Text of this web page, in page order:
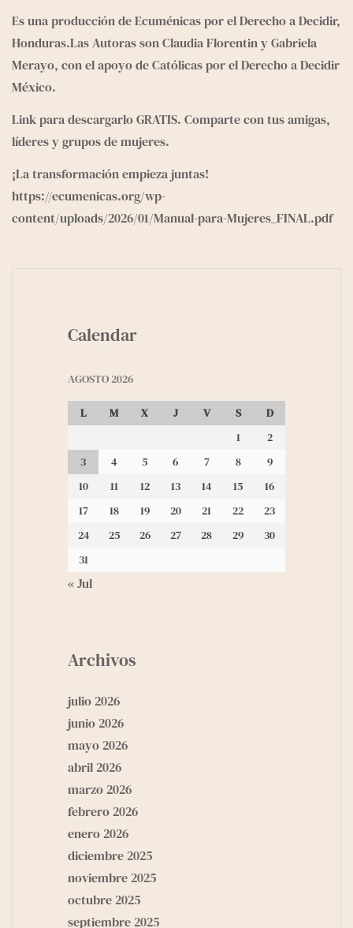
Es una producción deEcuménicas por el Derecho a Decidir,
Honduras.Las Autoras son Claudia Florentin y Gabriela
Merayo, con el apoyo de Católicas por el Derecho a Decidir
México.
Link para descargarlo GRATIS. Comparte con tus amigas,
líderes y grupos de mujeres.
¡La transformación empieza juntas!
https://ecumenicas.org/wp-
content/uploads/2026/01/Manual-para-Mujeres_FINAL.pdf
Calendar
AGOSTO 2026
L M X J V S
D
1
2
3
4 5 6 7 8
9
10
11 12 13 14 15
16
17
18 19 20 21 22
23
24
25 26 27 28 29
30
31
« Jul
Archivos
julio 2026
junio 2026
mayo 2026
abril 2026
marzo 2026
febrero 2026
enero 2026
diciembre 2025
noviembre 2025
octubre 2025
septiembre 2025